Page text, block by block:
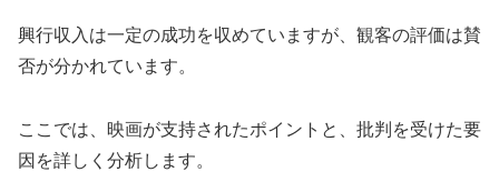
興行収入は一定の成功を収めていますが、観客の評価は賛
否が分かれています。
ここでは、映画が支持されたポイントと、批判を受けた要
因を詳しく分析します。